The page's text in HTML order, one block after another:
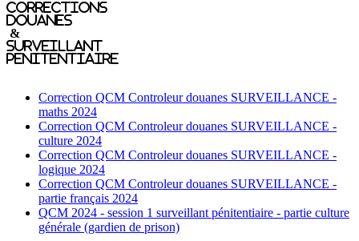
Corrections
Douanes
&
Surveillant
penitentiaire
Correction QCM Controleur douanes SURVEILLANCE -
maths 2024
Correction QCM Controleur douanes SURVEILLANCE -
culture 2024
Correction QCM Controleur douanes SURVEILLANCE -
logique 2024
Correction QCM Controleur douanes SURVEILLANCE -
partie français 2024
QCM 2024 - session 1 surveillant pénitentiaire - partie culture
générale (gardien de prison)